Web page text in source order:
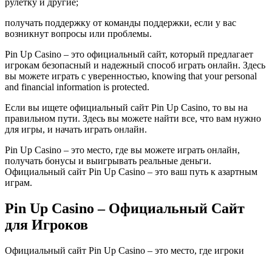
рулетку и другие;
получать поддержку от команды поддержки, если у вас
возникнут вопросы или проблемы.
Pin Up Casino – это официальный сайт, который предлагает
игрокам безопасный и надежный способ играть онлайн. Здесь
вы можете играть с уверенностью, knowing that your personal
and financial information is protected.
Если вы ищете официальный сайт Pin Up Casino, то вы на
правильном пути. Здесь вы можете найти все, что вам нужно
для игры, и начать играть онлайн.
Pin Up Casino – это место, где вы можете играть онлайн,
получать бонусы и выигрывать реальные деньги.
Официальный сайт Pin Up Casino – это ваш путь к азартным
играм.
Pin Up Casino – Официальный Сайт
для Игроков
Официальный сайт Pin Up Casino – это место, где игроки